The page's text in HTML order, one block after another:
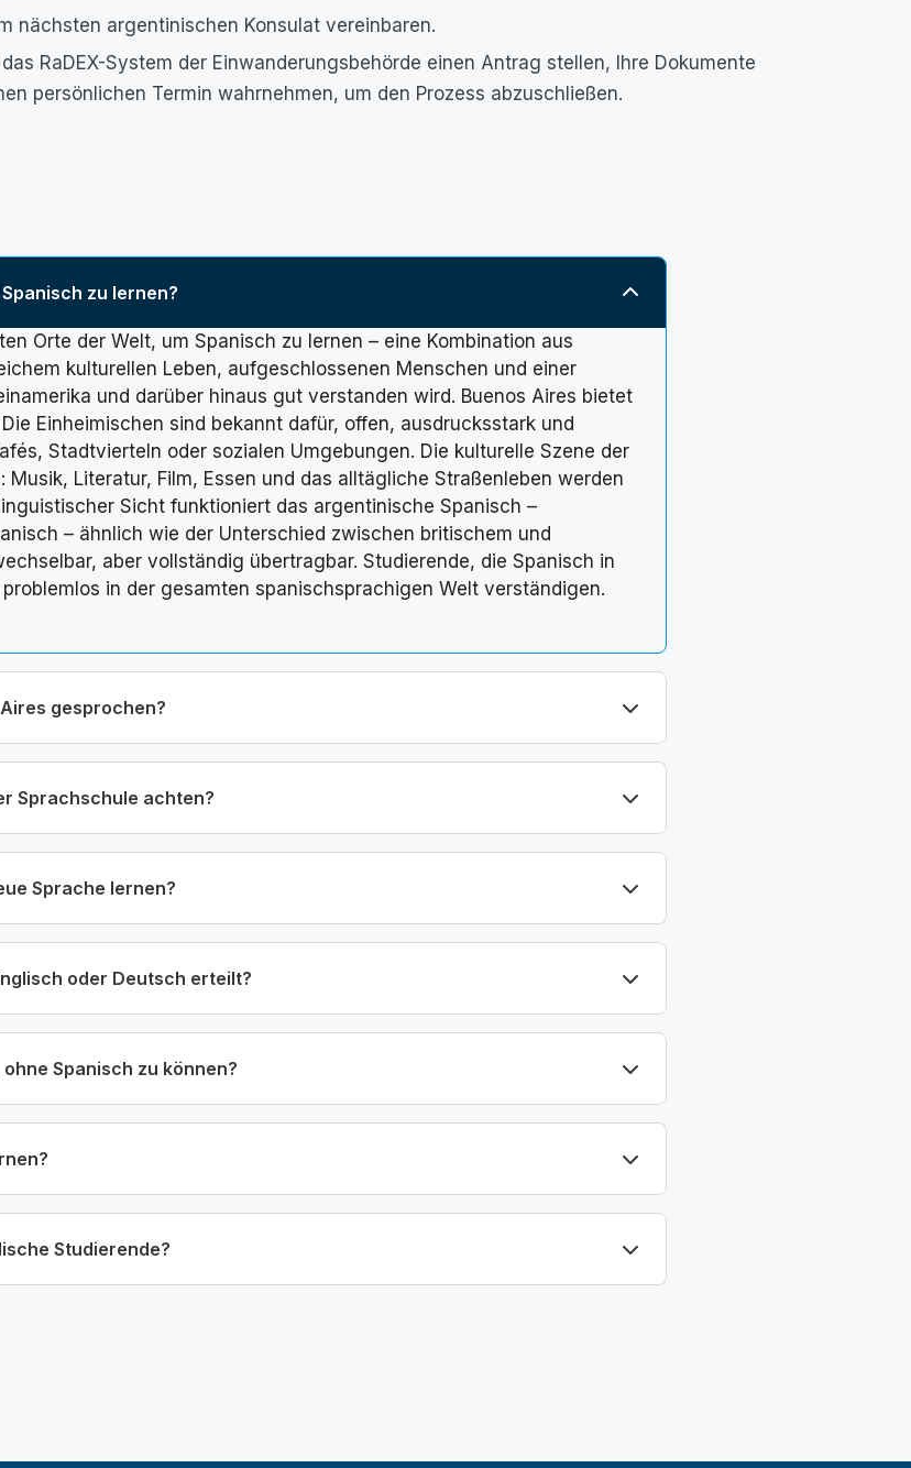
nächsten argentinischen Konsulat vereinbaren.
RaDEX-System der Einwanderungsbehörde einen Antrag stellen, Ihre Dokumente
persönlichen Termin wahrnehmen, um den Prozess abzuschließen.
zu lernen?
Orte der Welt, um Spanisch zu lernen – eine Kombination aus
kulturellen Leben, aufgeschlossenen Menschen und einer
und darüber hinaus gut verstanden wird. Buenos Aires bietet
Einheimischen sind bekannt dafür, offen, ausdrucksstark und
Stadtvierteln oder sozialen Umgebungen. Die kulturelle Szene der
Literatur, Film, Essen und das alltägliche Straßenleben werden
Sicht funktioniert das argentinische Spanisch –
– ähnlich wie der Unterschied zwischen britischem und
aber vollständig übertragbar. Studierende, die Spanisch in
in der gesamten spanischsprachigen Welt verständigen.
gesprochen?
Sprachschule achten?
Sprache lernen?
oder Deutsch erteilt?
Spanisch zu können?
Studierende?